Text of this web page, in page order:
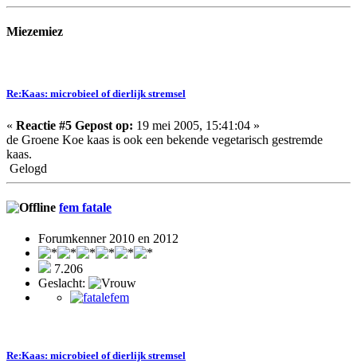
Miezemiez
Re:Kaas: microbieel of dierlijk stremsel
« Reactie #5 Gepost op: 19 mei 2005, 15:41:04 »
de Groene Koe kaas is ook een bekende vegetarisch gestremde
kaas.
Gelogd
fem fatale
Forumkenner 2010 en 2012
7.206
Geslacht:
Re:Kaas: microbieel of dierlijk stremsel